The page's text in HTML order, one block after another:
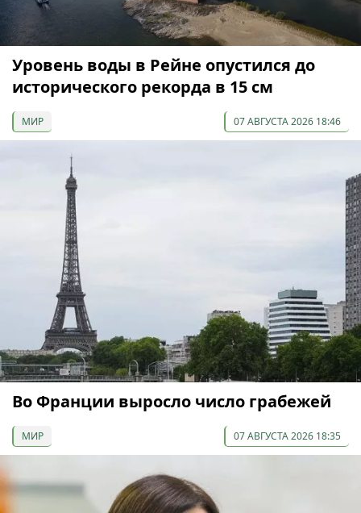
Уровень воды в Рейне опустился до
исторического рекорда в 15 см
МИР 07 АВГУСТА 2026 18:46
Во Франции выросло число грабежей
МИР 07 АВГУСТА 2026 18:35